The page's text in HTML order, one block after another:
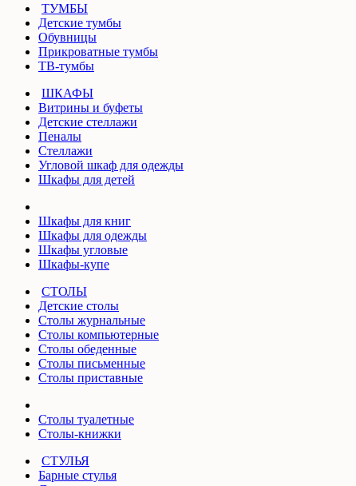
ТУМБЫ
Детские тумбы
Обувницы
Прикроватные тумбы
ТВ-тумбы
ШКАФЫ
Витрины и буфеты
Детские стеллажи
Пеналы
Стеллажи
Угловой шкаф для одежды
Шкафы для детей
Шкафы для книг
Шкафы для одежды
Шкафы угловые
Шкафы-купе
СТОЛЫ
Детские столы
Столы журнальные
Столы компьютерные
Столы обеденные
Столы письменные
Столы приставные
Столы туалетные
Столы-книжки
СТУЛЬЯ
Барные стулья